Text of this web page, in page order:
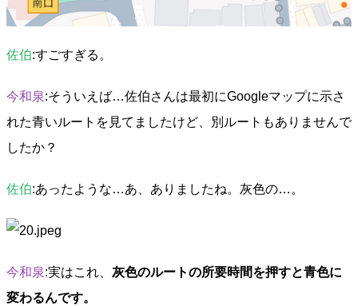
佐伯:すごすぎる。
今和泉:そういえば…佐伯さんは最初にGoogleマップに示さ
れた青いルートを見てましたけど、別ルートもありませんで
したか？
佐伯:あったような…あ、ありましたね。灰色の…。
今和泉:実はこれ、 灰色のルートの所要時間を押すと青色に
変わるんです。